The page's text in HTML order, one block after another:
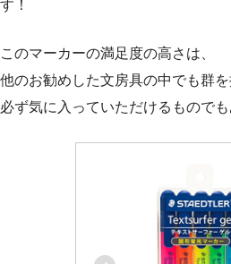
す！
このマーカーの満足度の高さは、
他のお勧めした文房具の中でも群を
必ず気に入っていただけるものでも